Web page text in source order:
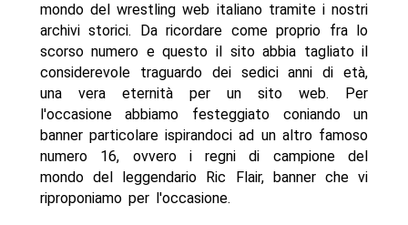
mondo del wrestling web italiano tramite i nostri
archivi storici. Da ricordare come proprio fra lo
scorso numero e questo il sito abbia tagliato il
considerevole traguardo dei sedici anni di età,
una vera eternità per un sito web. Per
l'occasione abbiamo festeggiato coniando un
banner particolare ispirandoci ad un altro famoso
numero 16, ovvero i regni di campione del
mondo del leggendario Ric Flair, banner che vi
riproponiamo per l'occasione.